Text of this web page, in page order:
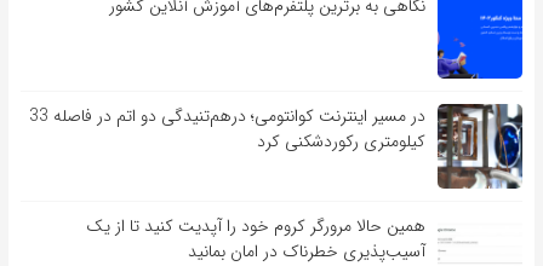
نگاهی به برترین پلتفرم‌های آموزش آنلاین کشور
در مسیر اینترنت کوانتومی؛ درهم‌تنیدگی دو اتم در فاصله 33
کیلومتری رکوردشکنی کرد
همین حالا مرورگر کروم خود را آپدیت کنید تا از یک
آسیب‌‌‌‌پذیری خطرناک در امان بمانید